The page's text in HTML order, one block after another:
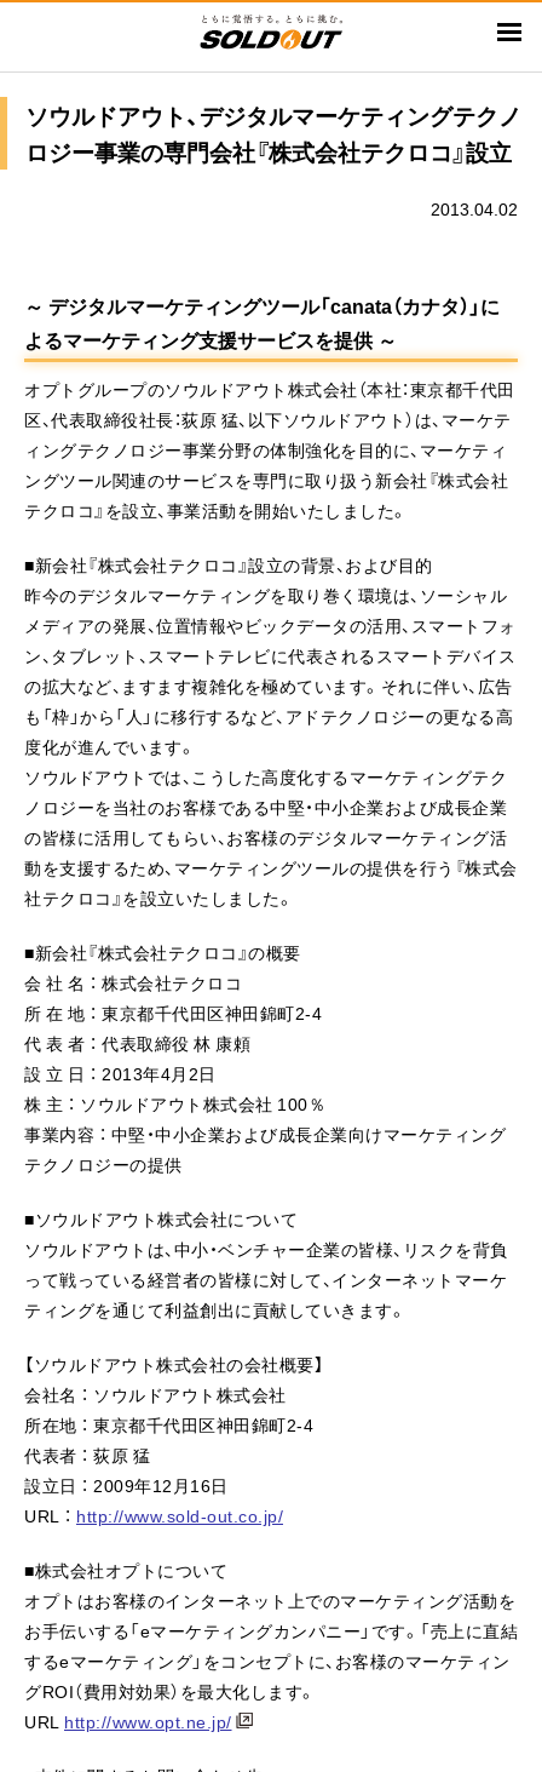
ン
テ
ソウルドアウト、デジタルマーケティングテクノ
ロジー事業の専門会社『株式会社テクロコ』設立
2013.04.02
～ デジタルマーケティングツール「canata（カナタ）」に
よるマーケティング支援サービスを提供 ～
オプトグループのソウルドアウト株式会社（本社：東京都千代田
区、代表取締役社長：荻原 猛、以下ソウルドアウト）は、マーケテ
ィングテクノロジー事業分野の体制強化を目的に、マーケティ
ングツール関連のサービスを専門に取り扱う新会社『株式会社
テクロコ』を設立、事業活動を開始いたしました。
■新会社『株式会社テクロコ』設立の背景、および目的
昨今のデジタルマーケティングを取り巻く環境は、ソーシャル
メディアの発展、位置情報やビックデータの活用、スマートフォ
ン、タブレット、スマートテレビに代表されるスマートデバイス
の拡大など、ますます複雑化を極めています。それに伴い、広告
も「枠」から「人」に移行するなど、アドテクノロジーの更なる高
度化が進んでいます。
ソウルドアウトでは、こうした高度化するマーケティングテク
ノロジーを当社のお客様である中堅・中小企業および成長企業
の皆様に活用してもらい、お客様のデジタルマーケティング活
動を支援するため、マーケティングツールの提供を行う『株式会
社テクロコ』を設立いたしました。
■新会社『株式会社テクロコ』の概要
会 社 名 ： 株式会社テクロコ
所 在 地 ： 東京都千代田区神田錦町2-4
代 表 者 ： 代表取締役 林 康頼
設 立 日 ： 2013年4月2日
株 主 ： ソウルドアウト株式会社 100％
事業内容 ： 中堅・中小企業および成長企業向けマーケティング
テクノロジーの提供
■ソウルドアウト株式会社について
ソウルドアウトは、中小・ベンチャー企業の皆様、リスクを背負
って戦っている経営者の皆様に対して、インターネットマーケ
ティングを通じて利益創出に貢献していきます。
【ソウルドアウト株式会社の会社概要】
会社名 ： ソウルドアウト株式会社
所在地 ： 東京都千代田区神田錦町2-4
代表者 ： 荻原 猛
設立日 ： 2009年12月16日
URL ： http://www.sold-out.co.jp/
■株式会社オプトについて
オプトはお客様のインターネット上でのマーケティング活動を
お手伝いする「eマーケティングカンパニー」です。「売上に直結
するeマーケティング」をコンセプトに、お客様のマーケティン
グROI（費用対効果）を最大化します。
URL http://www.opt.ne.jp/